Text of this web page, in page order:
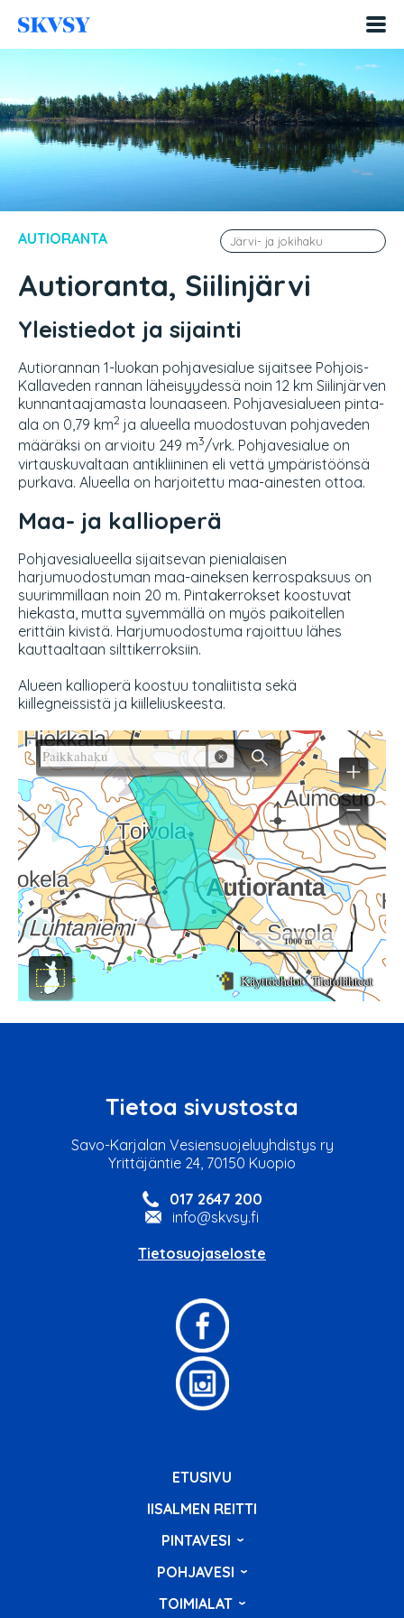
sisältöön
AUTIORANTA
Autioranta, Siilinjärvi
Yleistiedot ja sijainti
Autiorannan 1-luokan pohjavesialue sijaitsee Pohjois-
Kallaveden rannan läheisyydessä noin 12 km Siilinjärven
kunnantaajamasta lounaaseen. Pohjavesialueen pinta-
ala on 0,79 km2 ja alueella muodostuvan pohjaveden
määräksi on arvioitu 249 m3/vrk. Pohjavesialue on
virtauskuvaltaan antikliininen eli vettä ympäristöönsä
purkava. Alueella on harjoitettu maa-ainesten ottoa.
Maa- ja kallioperä
Pohjavesialueella sijaitsevan pienialaisen
harjumuodostuman maa-aineksen kerrospaksuus on
suurimmillaan noin 20 m. Pintakerrokset koostuvat
hiekasta, mutta syvemmällä on myös paikoitellen
erittäin kivistä. Harjumuodostuma rajoittuu lähes
kauttaaltaan silttikerroksiin.
Alueen kallioperä koostuu tonaliitista sekä
kiillegneissistä ja kiilleliuskeesta.
Tietoa sivustosta
Savo-Karjalan Vesiensuojeluyhdistys ry
Yrittäjäntie 24, 70150 Kuopio
017 2647 200
info@skvsy.fi
Tietosuojaseloste
ETUSIVU
IISALMEN REITTI
PINTAVESI
POHJAVESI
TOIMIALAT